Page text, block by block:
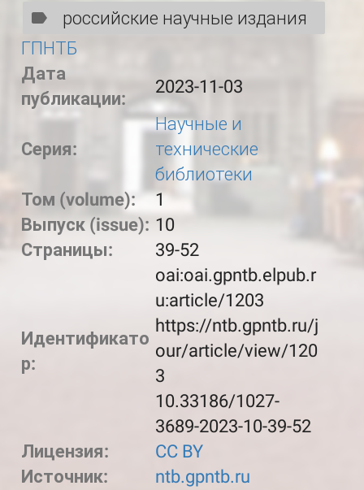
российские научные издания
ГПНТБ
Дата
публикации:
2023-11-03
Серия:
Научные и
технические
библиотеки
Том (volume):
1
Выпуск (issue): 10
Страницы:
39-52
Идентификато
р:
oai:oai.gpntb.elpub.r
u:article/1203
https://ntb.gpntb.ru/j
our/article/view/120
3
10.33186/1027-
3689-2023-10-39-52
Лицензия:
CC BY
Источник:
ntb.gpntb.ru